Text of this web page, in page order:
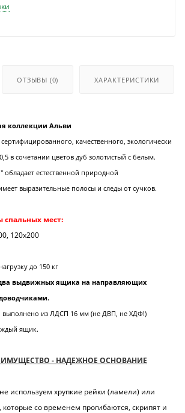
ОТЗЫВЫ (0) ХАРАКТЕРИСТИКИ
коллекции Альви
качественного, экологически
в сочетании цветов дуб золотистый с белым.
обладает естественной природной
выразительные полосы и следы от сучков.
спальных мест:
120х200
до 150 кг
выдвижных ящика на направляющих
из ЛДСП 16 мм (не ДВП, не ХДФ!)
ящик.
- НАДЕЖНОЕ ОСНОВАНИЕ
используем хрупкие рейки (ламели) или
со временем прогибаются, скрипят и